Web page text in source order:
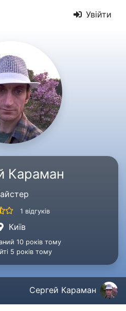
Увійти
Караман
1 відгуків
Київ
10 років тому
5 років тому
Сергей Караман